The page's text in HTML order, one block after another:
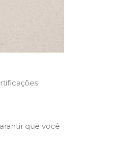
que você